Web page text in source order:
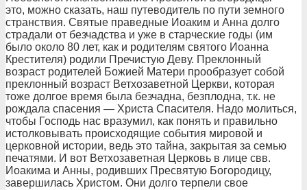
это, можно сказать, наш путеводитель по пути земного
странствия. Святые праведные Иоаким и Анна долго
страдали от безчадства и уже в старческие годы (им
было около 80 лет, как и родителям святого Иоанна
Крестителя) родили Пречистую Деву. Преклонный
возраст родителей Божией Матери прообразует собой
преклонный возраст Ветхозаветной Церкви, которая
тоже долгое время была безчадна, безплодна, т.к. не
рождала спасения — Христа Спасителя. Надо молиться,
чтобы Господь нас вразумил, как понять и правильно
истолковывать происходящие события мировой и
церковной истории, ведь это тайна, закрытая за семью
печатями. И вот Ветхозаветная Церковь в лице свв.
Иоакима и Анны, родивших Пресвятую Богородицу,
завершилась Христом. Они долго терпели свое